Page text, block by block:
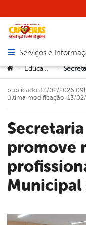
Abrir menu principal
Serviços e
Você está aqui:
> Educação >
Secretaria de Educação
promove
Municipal
publicado: 13/02/2026
última modificação: 13/